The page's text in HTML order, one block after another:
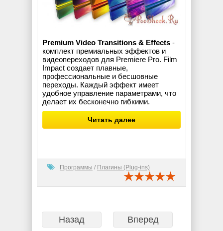
Premium Video Transitions & Effects -
комплект премиальных эффектов и
видеопереходов для Premiere Pro. Film
Impact создает плавные,
профессиональные и бесшовные
переходы. Каждый эффект имеет
удобное управление параметрами, что
делает их бесконечно гибкими.
Читать далее
Программы / Плагины (Plug-ins)
Назад Вперед